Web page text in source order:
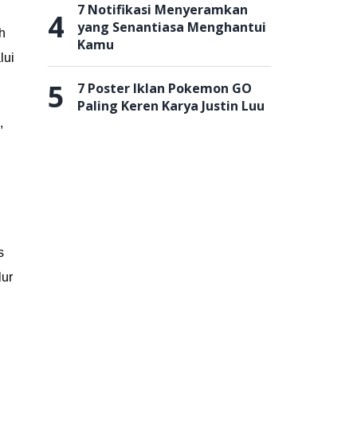
4
7 Notifikasi Menyeramkan
yang Senantiasa Menghantui
Kamu
5
7 Poster Iklan Pokemon GO
Paling Keren Karya Justin Luu